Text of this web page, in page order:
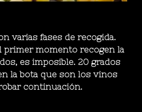
varias fases de recogida.
primer momento recogen la
es imposible. 20 grados
la bota que son los vinos
continuación.